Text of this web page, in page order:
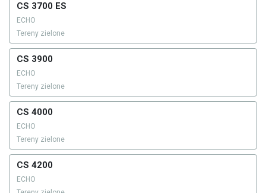
CS 3700 ES
ECHO
Tereny zielone
CS 3900
ECHO
Tereny zielone
CS 4000
ECHO
Tereny zielone
CS 4200
ECHO